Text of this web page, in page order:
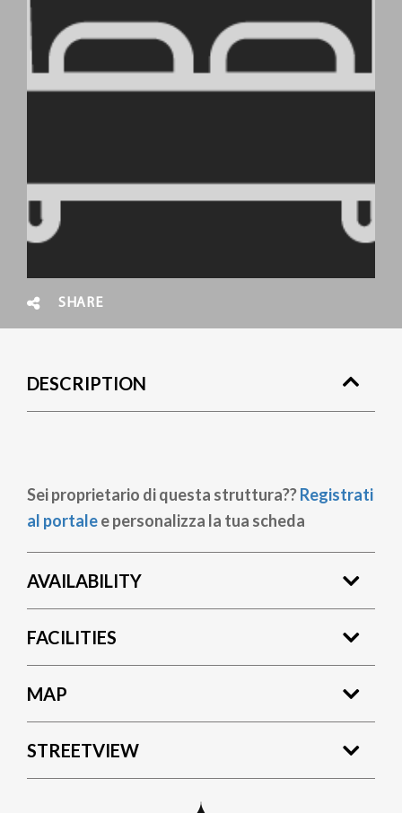
SHARE
DESCRIPTION
Sei proprietario di questa struttura??Registrati
al portalee personalizza la tua scheda
AVAILABILITY
FACILITIES
MAP
STREETVIEW